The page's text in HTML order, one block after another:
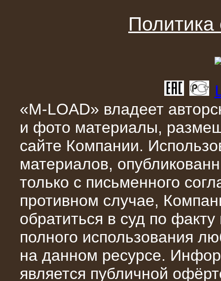
10.04.2015
Аренда нагрузочного модуля 4 МВт,
10 кВ
28.02.2015
Нагрузочные модули 700 кВт (4
штуки)
«M-LOAD» владеет
и фото материалы,
сайте Компании.
материалов,
только с письменного
противном случае,
обратиться в суд по
полного использования
на данном ресурсе.
является публичной